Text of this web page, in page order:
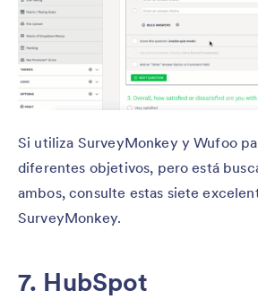
Si utiliza SurveyMonkey y Wufoo
diferentes objetivos, pero está
ambos, consulte estas siete
SurveyMonkey.
7. HubSpot